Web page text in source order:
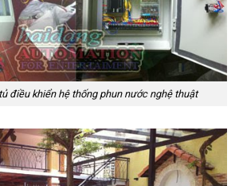
điều khiển hệ thống phun nước nghệ thuật